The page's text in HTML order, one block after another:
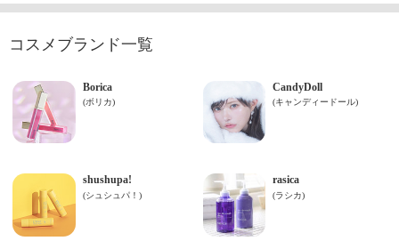
コスメブランド一覧